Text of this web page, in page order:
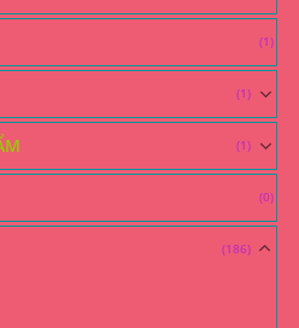
(1)
(1)
(1)
(0)
(186)